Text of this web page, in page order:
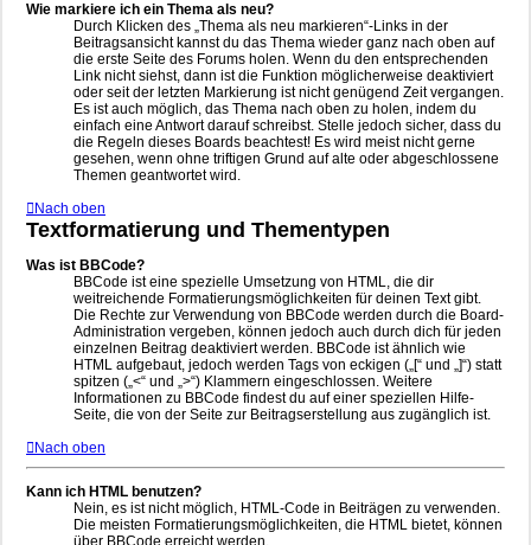
Wie markiere ich ein Thema als neu?
Durch Klicken des „Thema als neu markieren“-Links in der
Beitragsansicht kannst du das Thema wieder ganz nach oben auf
die erste Seite des Forums holen. Wenn du den entsprechenden
Link nicht siehst, dann ist die Funktion möglicherweise deaktiviert
oder seit der letzten Markierung ist nicht genügend Zeit vergangen.
Es ist auch möglich, das Thema nach oben zu holen, indem du
einfach eine Antwort darauf schreibst. Stelle jedoch sicher, dass du
die Regeln dieses Boards beachtest! Es wird meist nicht gerne
gesehen, wenn ohne triftigen Grund auf alte oder abgeschlossene
Themen geantwortet wird.
Nach oben
Textformatierung und Thementypen
Was ist BBCode?
BBCode ist eine spezielle Umsetzung von HTML, die dir
weitreichende Formatierungsmöglichkeiten für deinen Text gibt.
Die Rechte zur Verwendung von BBCode werden durch die Board-
Administration vergeben, können jedoch auch durch dich für jeden
einzelnen Beitrag deaktiviert werden. BBCode ist ähnlich wie
HTML aufgebaut, jedoch werden Tags von eckigen („[“ und „]“) statt
spitzen („<“ und „>“) Klammern eingeschlossen. Weitere
Informationen zu BBCode findest du auf einer speziellen Hilfe-
Seite, die von der Seite zur Beitragserstellung aus zugänglich ist.
Nach oben
Kann ich HTML benutzen?
Nein, es ist nicht möglich, HTML-Code in Beiträgen zu verwenden.
Die meisten Formatierungsmöglichkeiten, die HTML bietet, können